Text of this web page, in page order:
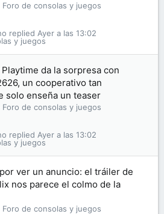
Foro de consolas y juegos
y juegos
Ayer a las 13:02
da la sorpresa con
un cooperativo tan
solo enseña un teaser
Foro de consolas y juegos
y juegos
Ayer a las 13:02
ver un anuncio: el tráiler de
nos parece el colmo de la
Foro de consolas y juegos